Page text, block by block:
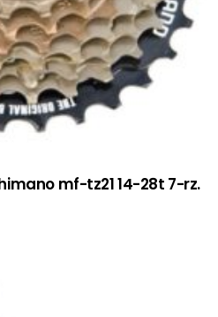
mf-tz21 14-28t 7-rz.